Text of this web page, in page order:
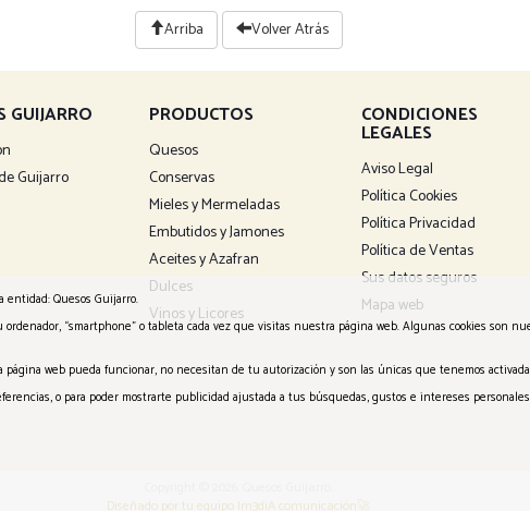
Arriba Volver Atrás
GUIJARRO
Guijarro
PRODUCTOS
Quesos
Conservas
Mieles y Mermeladas
Embutidos y Jamones
Aceites y Azafran
Dulces
Vinos y Licores
CONDICIONES
LEGALES
Aviso Legal
Política Cookies
Política Privacidad
Política de Ventas
Sus datos seguros
Mapa web
Diseñado por tu equipo Im3diA comunicación🚀
entidad: Quesos Guijarro.
“smartphone” o tableta cada vez que visitas nuestra página web. Algunas cookies son
web pueda funcionar, no necesitan de tu autorización y son las únicas que tenemos
o para poder mostrarte publicidad ajustada a tus búsquedas, gustos e intereses